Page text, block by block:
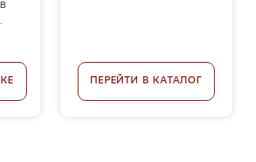
ПЕРЕЙТИ В КАТАЛОГ